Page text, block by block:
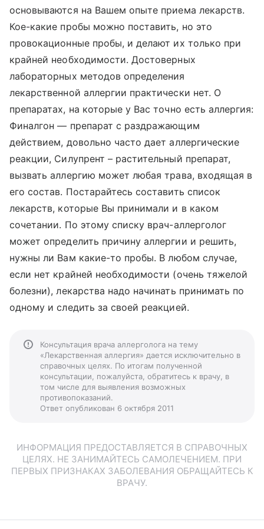
основываются на Вашем опыте приема лекарств.
Кое-какие пробы можно поставить, но это
провокационные пробы, и делают их только при
крайней необходимости. Достоверных
лабораторных методов определения
лекарственной аллергии практически нет. О
препаратах, на которые у Вас точно есть аллергия:
Финалгон — препарат с раздражающим
действием, довольно часто дает аллергические
реакции, Силупрент – растительный препарат,
вызвать аллергию может любая трава, входящая в
его состав. Постарайтесь составить список
лекарств, которые Вы принимали и в каком
сочетании. По этому списку врач-аллерголог
может определить причину аллергии и решить,
нужны ли Вам какие-то пробы. В любом случае,
если нет крайней необходимости (очень тяжелой
болезни), лекарства надо начинать принимать по
одному и следить за своей реакцией.
Консультация врача аллерголога на тему
«Лекарственная аллергия» дается исключительно в
справочных целях. По итогам полученной
консультации, пожалуйста, обратитесь к врачу, в
том числе для выявления возможных
противопоказаний.
Ответ опубликован 6 октября 2011
ИНФОРМАЦИЯ ПРЕДОСТАВЛЯЕТСЯ В СПРАВОЧНЫХ
ЦЕЛЯХ. НЕ ЗАНИМАЙТЕСЬ САМОЛЕЧЕНИЕМ. ПРИ
ПЕРВЫХ ПРИЗНАКАХ ЗАБОЛЕВАНИЯ ОБРАЩАЙТЕСЬ К
ВРАЧУ.